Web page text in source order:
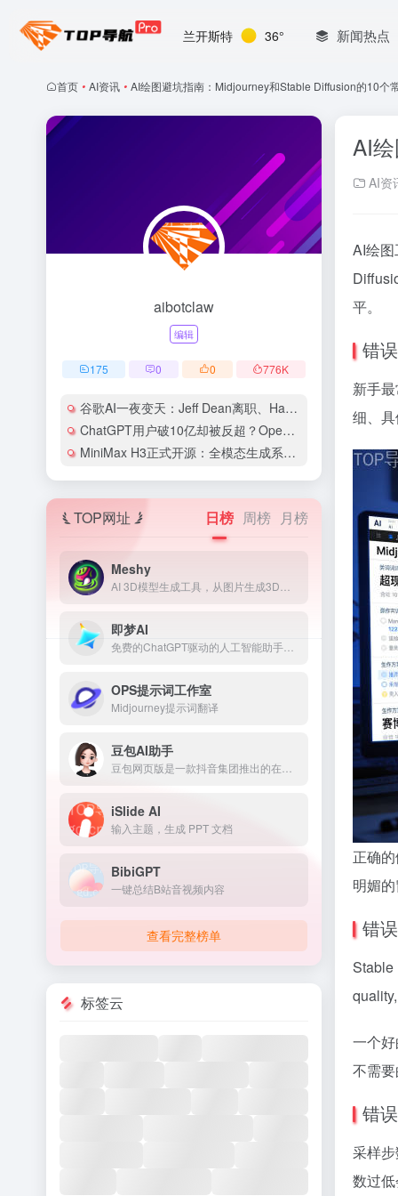
兰开斯特 36° 新闻热点
首页 • AI资讯 • AI绘图避坑指南：Midjourney和Stable Diffusion的10个
AI
AI资
AI绘
平。
错
新手
细、
正确
明媚
错
Stable
一个
不需
错
采样
数过
aibotclaw
编辑
175 0 0 776K
谷歌AI一夜变天：Jeff Dean离职、Hassabis卸任CEO，两大灵魂人物同日交棒
ChatGPT用户破10亿却被反超？OpenAI和Anthropic的竞争格局彻底变了
MiniMax H3正式开源：全模态生成系统首次开放权重，2K视频配价格仅为同类1/3
TOP网址 日榜 周榜 月榜
Meshy
即梦AI
OPS提示词工作室
Midjourney提示词翻译
豆包AI助手
iSlide AI
输入主题，生成 PPT 文档
BibiGPT
一键总结B站音视频内容
查看完整榜单
标签云